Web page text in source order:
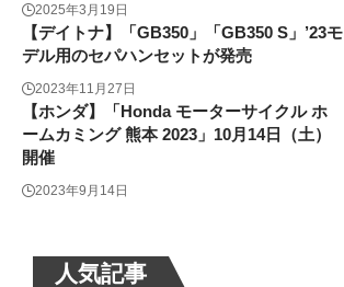
2025年3月19日
【デイトナ】「GB350」「GB350 S」’23モ
デル用のセパハンセットが発売
2023年11月27日
【ホンダ】「Honda モーターサイクル ホ
ームカミング 熊本 2023」10月14日（土）
開催
2023年9月14日
人気記事